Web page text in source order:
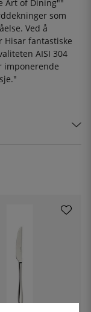
Art of Dining""
som
Ved å
Hisar fantastiske
AISI 304
imponerende